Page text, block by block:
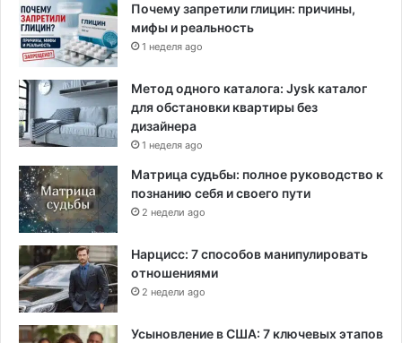
Почему запретили глицин: причины,
мифы и реальность
1 неделя ago
Метод одного каталога: Jysk каталог
для обстановки квартиры без
дизайнера
1 неделя ago
Матрица судьбы: полное руководство к
познанию себя и своего пути
2 недели ago
Нарцисс: 7 способов манипулировать
отношениями
2 недели ago
Усыновление в США: 7 ключевых этапов